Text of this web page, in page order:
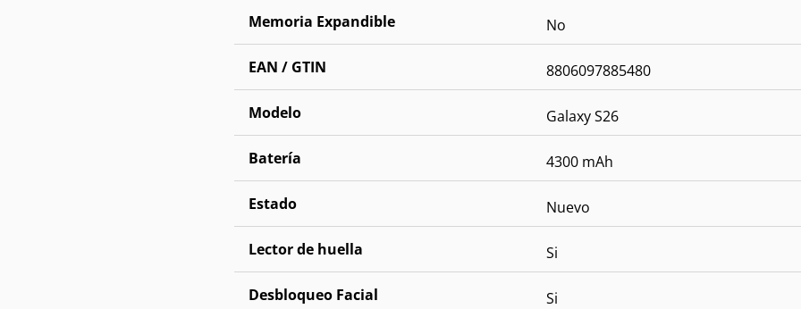
Memoria Expandible No
EAN / GTIN 8806097885480
Modelo Galaxy S26
Batería 4300 mAh
Estado Nuevo
Lector de huella Si
Desbloqueo Facial Si